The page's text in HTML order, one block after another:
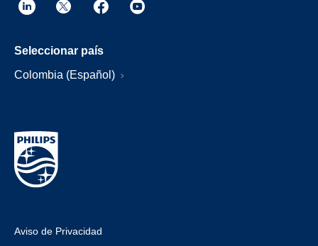
Seleccionar país
Colombia (Español)
Aviso de Privacidad